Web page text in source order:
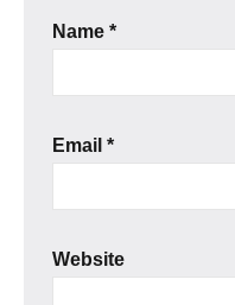
Name *
Email *
Website